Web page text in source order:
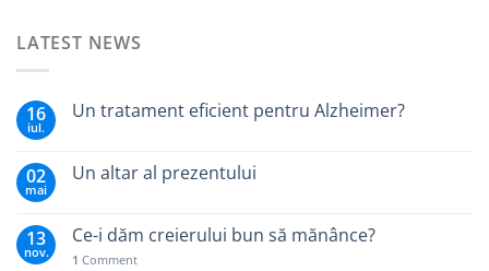
LATEST NEWS
16
iul.
Un tratament eficient pentru Alzheimer?
02
mai
Un altar al prezentului
13
nov.
Ce-i dăm creierului bun să mănânce?
1 Comment